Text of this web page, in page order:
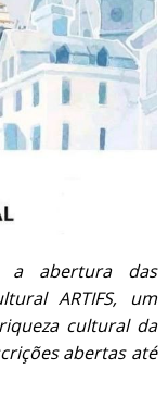
a abertura das
ARTIFS, um
cultural da
abertas até